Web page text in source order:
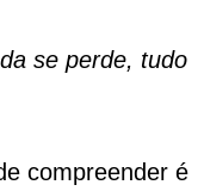
se perde, tudo
compreender é